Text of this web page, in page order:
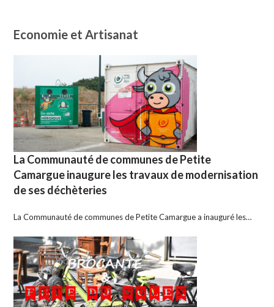
Economie et Artisanat
La Communauté de communes de Petite
Camargue inaugure les travaux de modernisation
de ses déchèteries
La Communauté de communes de Petite Camargue a inauguré les…